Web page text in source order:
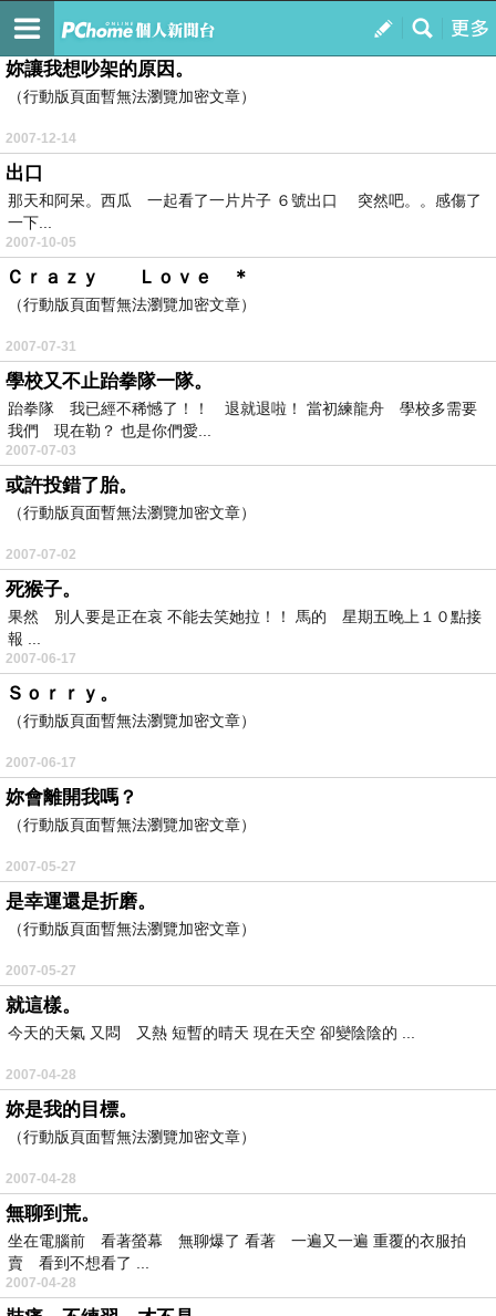
我的
訂閱
如果有妳在 世界都不一樣
妳讓我想吵架的原因。
（行動版頁面暫無法瀏覽加密文章）
2007-12-14
出口
那天和阿呆。西瓜 一起看了一片片子 ６號出口 突然吧。。感傷了
一下...
2007-10-05
Ｃｒａｚｙ Ｌｏｖｅ ＊
（行動版頁面暫無法瀏覽加密文章）
2007-07-31
學校又不止跆拳隊一隊。
跆拳隊 我已經不稀憾了！！ 退就退啦！ 當初練龍舟 學校多需要
我們 現在勒？ 也是你們愛...
2007-07-03
或許投錯了胎。
（行動版頁面暫無法瀏覽加密文章）
2007-07-02
死猴子。
果然 別人要是正在哀 不能去笑她拉！！ 馬的 星期五晚上１０點接
報 ...
2007-06-17
Ｓｏｒｒｙ。
（行動版頁面暫無法瀏覽加密文章）
2007-06-17
妳會離開我嗎？
（行動版頁面暫無法瀏覽加密文章）
2007-05-27
是幸運還是折磨。
（行動版頁面暫無法瀏覽加密文章）
2007-05-27
就這樣。
今天的天氣 又悶 又熱 短暫的晴天 現在天空 卻變陰陰的 ...
2007-04-28
妳是我的目標。
（行動版頁面暫無法瀏覽加密文章）
2007-04-28
無聊到荒。
坐在電腦前 看著螢幕 無聊爆了 看著 一遍又一遍 重覆的衣服拍
賣 看到不想看了 ...
2007-04-28